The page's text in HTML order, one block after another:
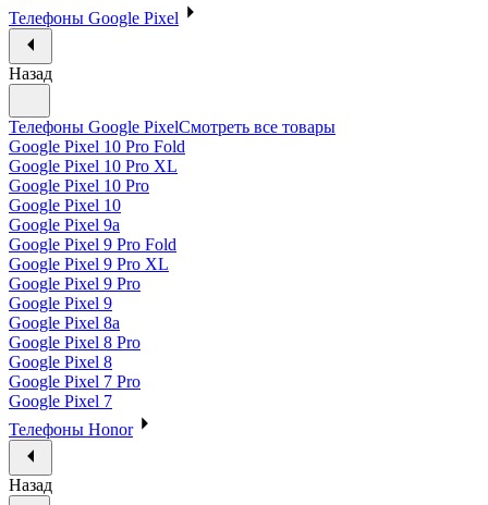
Телефоны Google Pixel
Назад
Телефоны Google PixelСмотреть все товары
Google Pixel 10 Pro Fold
Google Pixel 10 Pro XL
Google Pixel 10 Pro
Google Pixel 10
Google Pixel 9a
Google Pixel 9 Pro Fold
Google Pixel 9 Pro XL
Google Pixel 9 Pro
Google Pixel 9
Google Pixel 8a
Google Pixel 8 Pro
Google Pixel 8
Google Pixel 7 Pro
Google Pixel 7
Телефоны Honor
Назад